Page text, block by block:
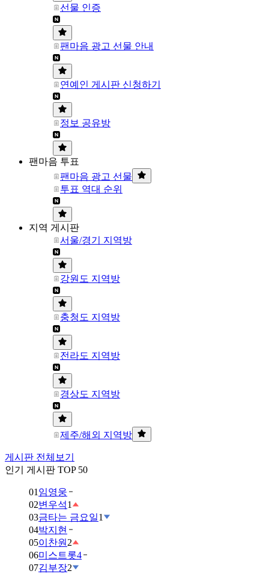
선물 인증
팬마음 광고 선물 안내
연예인 게시판 신청하기
정보 공유방
팬마음 투표
팬마음 광고 선물
투표 역대 순위
지역 게시판
서울/경기 지역방
강원도 지역방
충청도 지역방
전라도 지역방
경상도 지역방
제주/해외 지역방
게시판 전체보기
인기 게시판 TOP 50
01 임영웅
02변우석1
03금타는 금요일1
04박지현
05이찬원 2
06미스트롯4
07김부장2